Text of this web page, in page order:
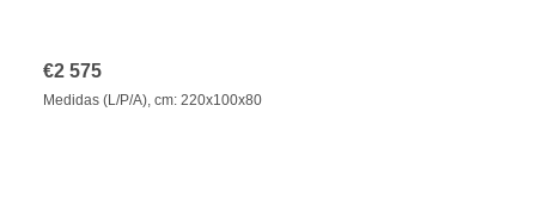
€2 575
Medidas (L/P/A), cm: 220x100x80